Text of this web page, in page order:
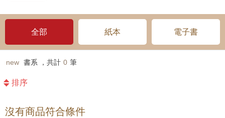
全部 紙本 電子書
new 書系 ，共計 0 筆
排序
沒有商品符合條件